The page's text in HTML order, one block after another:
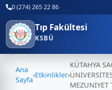
0 (274) 265 22 86
Tıp Fakültesi
KSBÜ
Ana
Sayfa
›Etkinlikler›
KÜTAHYA
MEZUNİYET